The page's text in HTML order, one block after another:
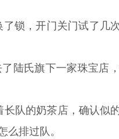
锁，开门关门试了几
陆氏旗下一家珠宝店
队的奶茶店，确认似
么排过队。